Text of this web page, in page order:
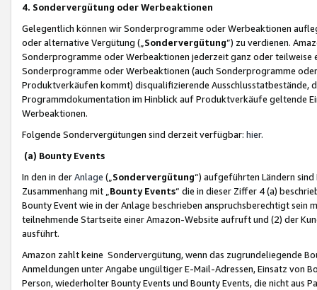
4. Sondervergütung oder Werbeaktionen
Gelegentlich können wir Sonderprogramme oder Werbeaktionen
oder alternative Vergütung („ Sondervergütung”) zu verdienen.
Sonderprogramme oder Werbeaktionen jederzeit ganz oder
Sonderprogramme oder Werbeaktionen (auch Sonderprogramme
Produktverkäufen kommt) disqualifizierende Ausschlusstatbestände,
Programmdokumentation im Hinblick auf Produktverkäufe geltende
Werbeaktionen.
Folgende Sondervergütungen sind derzeit verfügbar: hier.
(a) Bounty Events
In den in derAnlage („ Sondervergütung“) aufgeführten Ländern
Zusammenhang mit „ Bounty Events“ die in dieser Ziffer 4 (a)
Bounty Event wie in der Anlage beschrieben anspruchsberechtigt sein
teilnehmende Startseite einer Amazon-Website aufruft und (2) der
ausführt.
Amazon zahlt keine Sondervergütung, wenn das zugrundeliegende
Anmeldungen unter Angabe ungültiger E-Mail-Adressen, Einsatz von
Person, wiederholter Bounty Events und Bounty Events, die nicht